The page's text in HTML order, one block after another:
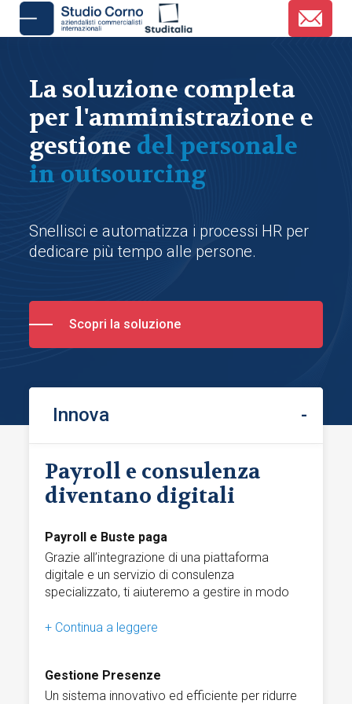
La soluzione completa
per l'amministrazione e
gestione del personale
in outsourcing
Snellisci e automatizza i processi HR per
dedicare più tempo alle persone.
Scopri la soluzione
Innova
Payroll e consulenza
diventano digitali
Payroll e Buste paga
Grazie all’integrazione di una piattaforma
digitale e un servizio di consulenza
specializzato, ti aiuteremo a gestire in modo
paga e tutti gli adempimenti correlati.
gestione e di comunicazione del tuo studio
paghe, snellisce e migliora l’efficienza delle
Gestione Presenze
Un sistema innovativo ed efficiente per ridurre